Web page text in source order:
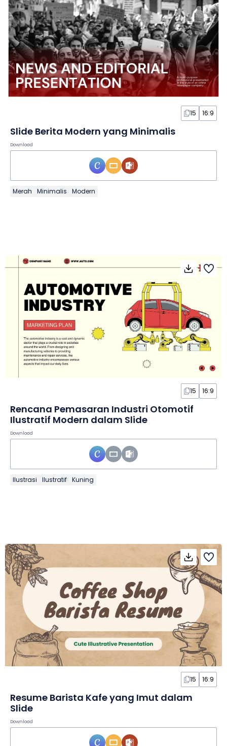
15 16:9
Slide Berita Modern yang Minimalis
Download
Merah Minimalis Modern
15 16:9
Rencana Pemasaran Industri Otomotif
Ilustratif Modern dalam Slide
Download
Ilustrasi Ilustratif Kuning
15 16:9
Resume Barista Kafe yang Imut dalam
Slide
Download